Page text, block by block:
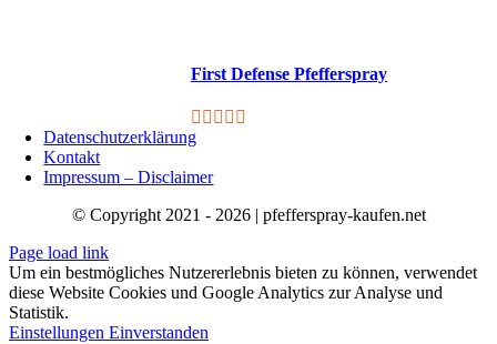
First Defense Pfefferspray
Datenschutzerklärung
Kontakt
Impressum – Disclaimer
© Copyright 2021 - 2026 | pfefferspray-kaufen.net
Page load link
Um ein bestmögliches Nutzererlebnis bieten zu können, verwendet
diese Website Cookies und Google Analytics zur Analyse und
Statistik.
Einstellungen Einverstanden